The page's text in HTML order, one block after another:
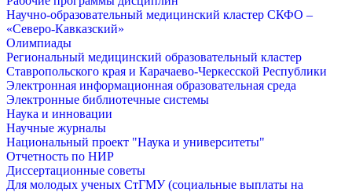
Научно-образовательный медицинский кластер СКФО –
«Северо-Кавказский»
Олимпиады
Региональный медицинский образовательный кластер
Ставропольского края и Карачаево-Черкесской Республики
Электронная информационная образовательная среда
Электронные библиотечные системы
Наука и инновации
Научные журналы
Национальный проект "Наука и университеты"
Отчетность по НИР
Диссертационные советы
Для молодых ученых СтГМУ (социальные выплаты на